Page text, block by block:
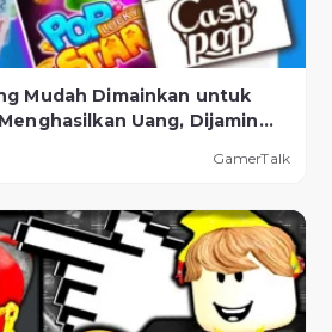
Mudah Dimainkan untuk
Uang, Dijamin
GamerTalk